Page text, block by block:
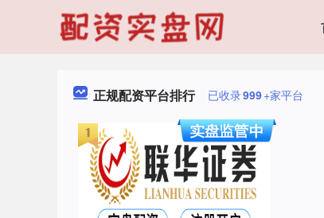
正规配资平台排行 已收录999+家平台